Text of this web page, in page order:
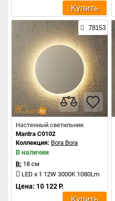
Купить
78153
Настенный светильник
Mantra C0102
Коллекция: Bora Bora
В наличии
В: 18 см
LED x 1 12W 3000K 1080Lm
Цена: 10 122 Р.
Купить